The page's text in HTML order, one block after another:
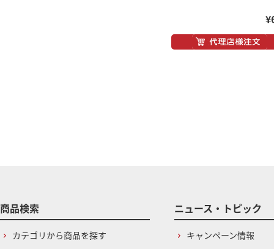
商品検索
カテゴリから商品を探す
ニュース・トピック
キャンペーン情報